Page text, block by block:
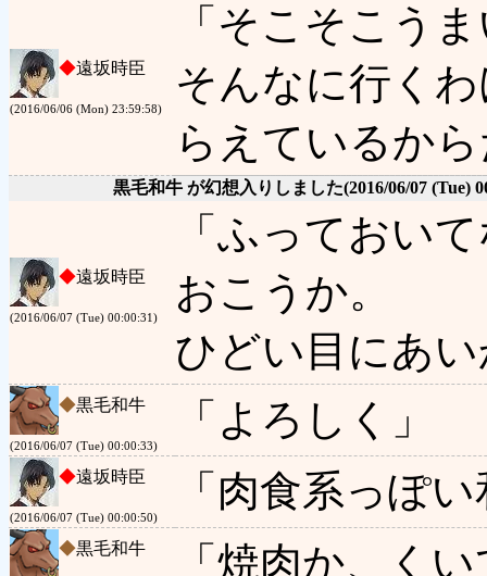
◆遠坂時臣
(2016/06/06 (Mon) 23:59:58)
「そこそこう
そんなに行く
らえているか
黒毛和牛 が幻想入りしました(2016/06/07 (Tue)
◆遠坂時臣
(2016/06/07 (Tue) 00:00:31)
「ふっておい
おこうか。
ひどい目にあ
◆黒毛和牛
(2016/06/07 (Tue) 00:00:33)
「よろしく」
◆遠坂時臣
(2016/06/07 (Tue) 00:00:50)
「肉食系っぽ
◆黒毛和牛 「焼肉か、く